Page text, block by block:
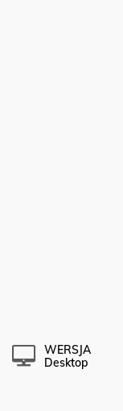
WERSJA
Desktop